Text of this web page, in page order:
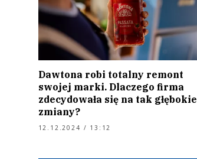
Dawtona robi totalny remont
swojej marki. Dlaczego firma
zdecydowała się na tak głębokie
zmiany?
12.12.2024 / 13:12